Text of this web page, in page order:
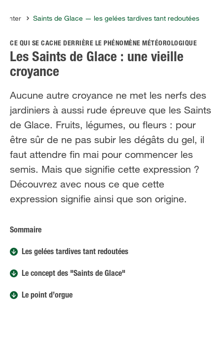
Service
Qui sommes-nous?
FR NL
Saints de Glace — les gelées tardives tant redoutées
CE QUI SE CACHE DERRIÈRE LE PHÉNOMÈNE MÉTÉOROLOGIQUE
Les Saints de Glace : une vieille
croyance
Aucune autre croyance ne met les nerfs des
jardiniers à aussi rude épreuve que les Saints
de Glace. Fruits, légumes, ou fleurs : pour
être sûr de ne pas subir les dégâts du gel, il
faut attendre fin mai pour commencer les
semis. Mais que signifie cette expression ?
Découvrez avec nous ce que cette
expression signifie ainsi que son origine.
Sommaire
Les gelées tardives tant redoutées
Le concept des "Saints de Glace"
Le point d’orgue